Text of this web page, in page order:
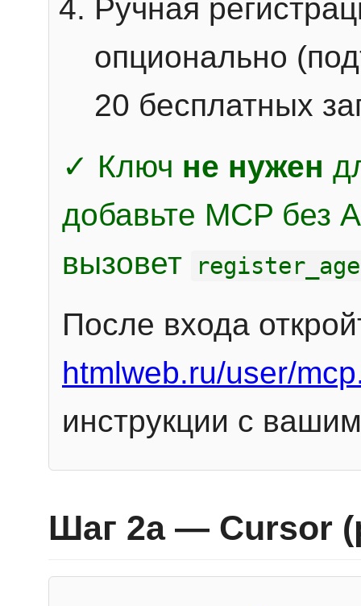
Ручная
опционально
20 бесплатных
✓ Ключ не нужен
добавьте MCP без
вызовет
После входа
htmlweb.ru/user/
инструкции с
Шаг 2a — Cursor